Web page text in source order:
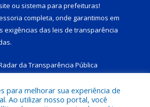
ou sistema para prefeituras!
completa, onde garantimos em
exigências das leis de transparência
da Transparência Pública
para melhorar sua experiência de
Ao utilizar nosso portal, você